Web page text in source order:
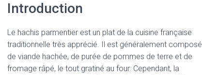
Introduction
Le hachis parmentier est un plat de la cuisine française
traditionnelle très apprécié. Il est généralement composé
de viande hachée, de purée de pommes de terre et de
fromage râpé, le tout gratiné au four. Cependant, la